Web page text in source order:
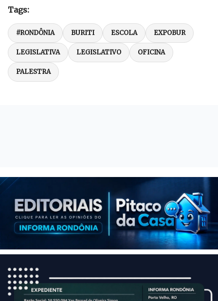
Tags:
#RONDÔNIA BURITI ESCOLA EXPOBUR
LEGISLATIVA LEGISLATIVO OFICINA
PALESTRA